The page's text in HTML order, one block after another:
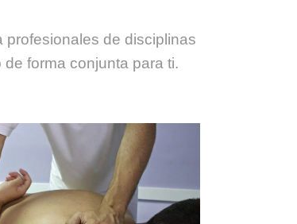
profesionales de disciplinas
forma conjunta para ti.